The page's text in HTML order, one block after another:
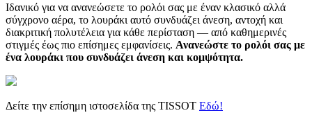
Ιδανικό για να ανανεώσετε το ρολόι σας με έναν κλασικό αλλά
σύγχρονο αέρα, το λουράκι αυτό συνδυάζει άνεση, αντοχή και
διακριτική πολυτέλεια για κάθε περίσταση — από καθημερινές
στιγμές έως πιο επίσημες εμφανίσεις. Ανανεώστε το ρολόι σας με
ένα λουράκι που συνδυάζει άνεση και κομψότητα.
Δείτε την επίσημη ιστοσελίδα της TISSOT Εδώ!